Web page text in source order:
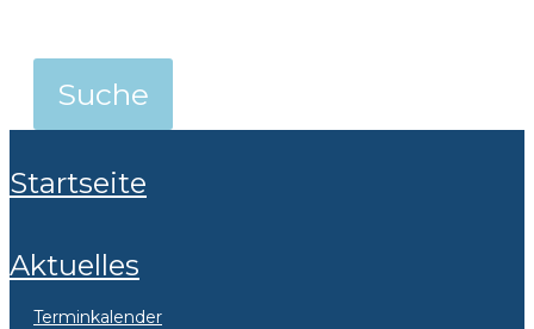
Startseite
Aktuelles
Terminkalender